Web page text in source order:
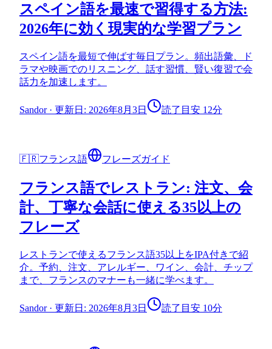
スペイン語を最速で習得する方法:
2026年に効く現実的な学習プラン
スペイン語を最短で伸ばす毎日プラン。頻出語彙、ド
ラマや映画でのリスニング、話す習慣、賢い復習で会
話力を加速します。
Sandor· 更新日: 2026年8月3日 読了目安 12分
🇫🇷フランス語 フレーズガイド
フランス語でレストラン: 注文、会
計、丁寧な会話に使える35以上の
フレーズ
レストランで使えるフランス語35以上をIPA付きで紹
介。予約、注文、アレルギー、ワイン、会計、チップ
まで、フランスのマナーも一緒に学べます。
Sandor· 更新日: 2026年8月3日 読了目安 10分